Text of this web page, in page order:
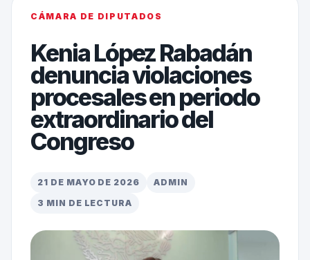
CÁMARA DE DIPUTADOS
Kenia López Rabadán
denuncia violaciones
procesales en periodo
extraordinario del
Congreso
21 DE MAYO DE 2026
ADMIN
3 MIN DE LECTURA